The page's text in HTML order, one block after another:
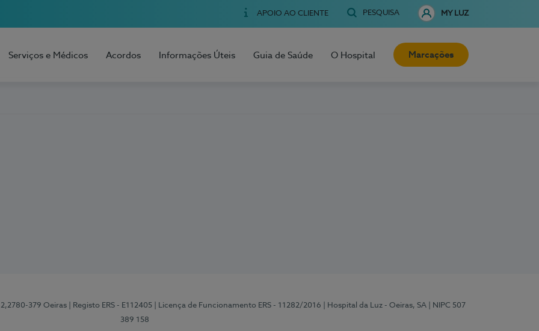
APOIO AO CLIENTE PESQUISA MY LUZ
Serviços e Médicos Acordos Informações Úteis Guia de Saúde O Hospital Marcações
379 Oeiras | Registo ERS - E112405 | Licença de Funcionamento ERS - 11282/2016 | Hospital da Luz - Oeiras, SA
| NIPC 507
389 158